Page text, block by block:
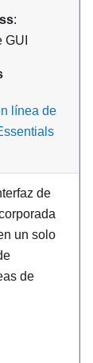
:
línea de
de
un solo
de